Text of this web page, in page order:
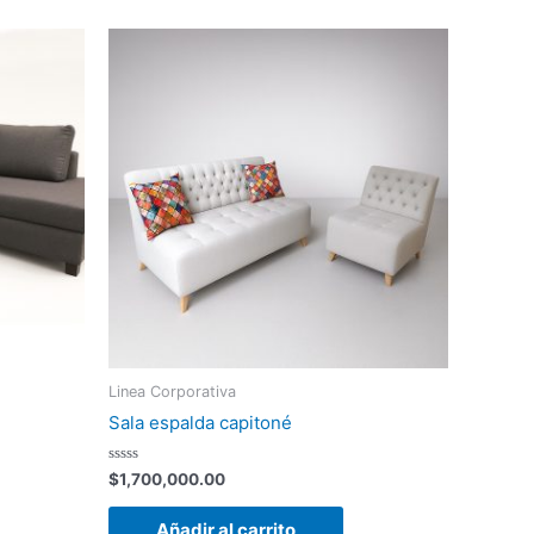
Linea Corporativa
Sala espalda capitoné
Valorado
con
0
$1,700,000.00